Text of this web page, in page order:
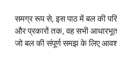
समग्र रूप से, इस पाठ में बल की
और प्रकारों तक, वह सभी आधारभूत
जो बल की संपूर्ण समझ के लिए